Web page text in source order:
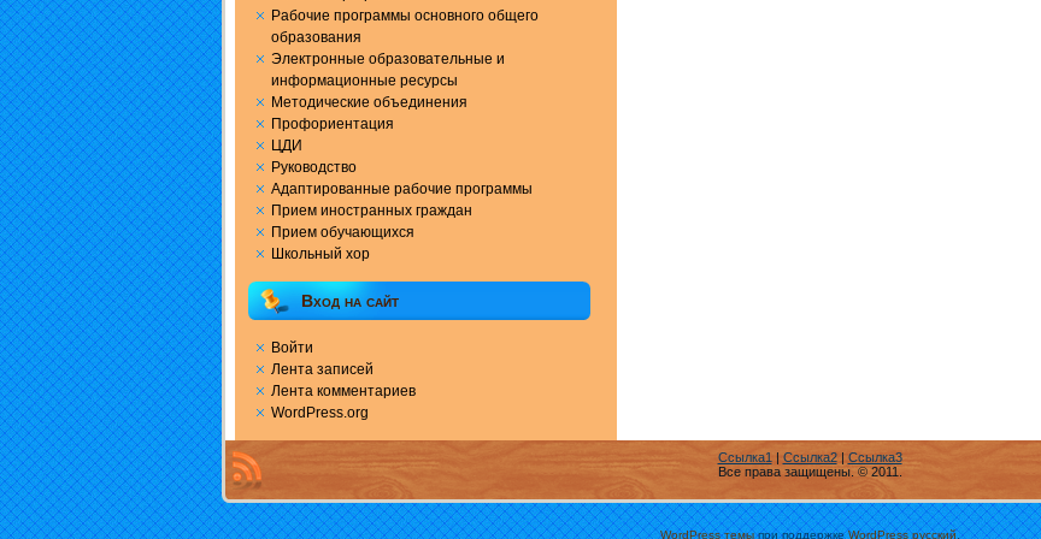
Рабочие программы основного общего
образования
Электронные образовательные и
информационные ресурсы
Методические объединения
Профориентация
ЦДИ
Руководство
Адаптированные рабочие программы
Прием иностранных граждан
Прием обучающихся
Школьный хор
Вход на сайт
Войти
Лента записей
Лента комментариев
WordPress.org
Ссылка1 | Ссылка2| Ссылка3
Все права защищены. © 2011.
WordPress темыпри поддержкеWordPress русский.